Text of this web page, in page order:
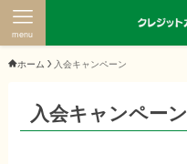
menu
ホーム 入会キャンペーン
入会キャンペーン